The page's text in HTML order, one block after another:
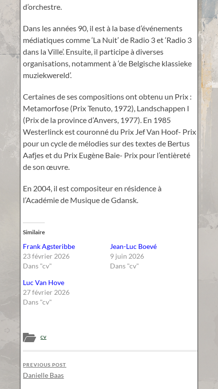
d’orchestre.
Dans les années 90, il est à la base d’événements
médiatiques comme ‘La Nuit’ de Radio 3 et ‘Radio 3
dans la Ville’. Ensuite, il participe à diverses
organisations, notamment à ‘de Belgische klassieke
muziekwereld’.
Certaines de ses compositions ont obtenu un Prix :
Metamorfose (Prix Tenuto, 1972), Landschappen I
(Prix de la province d’Anvers, 1977). En 1985
Westerlinck est couronné du Prix Jef Van Hoof- Prix
pour un cycle de mélodies sur des textes de Bertus
Aafjes et du Prix Eugène Baie- Prix pour l’entièreté
de son œuvre.
En 2004, il est compositeur en résidence à
l’Académie de Musique de Gdansk.
Similaire
Frank Agsteribbe
23 février 2026
Dans "cv"
Jean-Luc Boevé
9 juin 2026
Dans "cv"
Luc Van Hove
27 février 2026
Dans "cv"
cv
PREVIOUS POST
Danielle Baas